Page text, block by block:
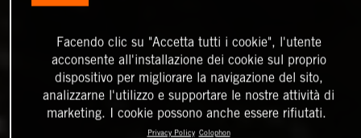
Facendo clic su "Accetta tutti i cookie", l'utente
acconsente all'installazione dei cookie sul proprio
dispositivo per migliorare la navigazione del sito,
analizzarne l'utilizzo e supportare le nostre attività di
marketing. I cookie possono anche essere rifiutati.
Privacy Policy Colophon